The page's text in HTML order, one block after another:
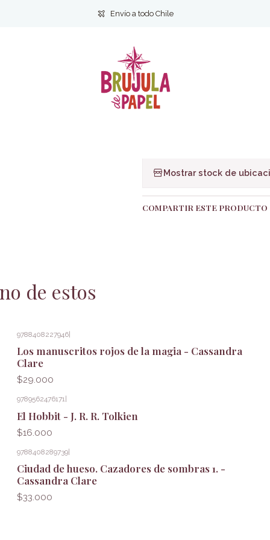
Envío a todo Chile
Literatura Ficcion Guante Rojo - Holly Black
Guante Rojo -
Cantidad
Mostrar stock de
COMPARTIR ESTE PRODUCTO
de estos
9788408227946|
Los manuscritos rojos de la magia - Cassandra
Clare
$29.000
9789562476171|
El Hobbit - J. R. R. Tolkien
$16.000
9788408289739|
Ciudad de hueso. Cazadores de sombras 1. -
Cassandra Clare
$33.000